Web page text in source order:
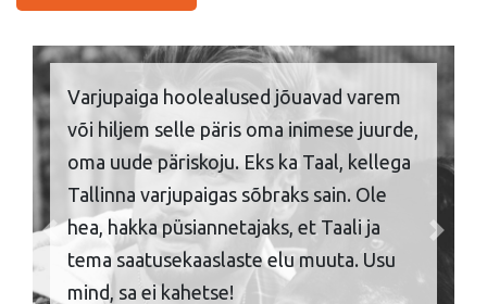
Varjupaiga hoolealused jõuavad varem
või hiljem selle päris oma inimese juurde,
oma uude päriskoju. Eks ka Taal, kellega
Tallinna varjupaigas sõbraks sain. Ole
hea, hakka püsiannetajaks, et Taali ja
tema saatusekaaslaste elu muuta. Usu
mind, sa ei kahetse!
Previous Next